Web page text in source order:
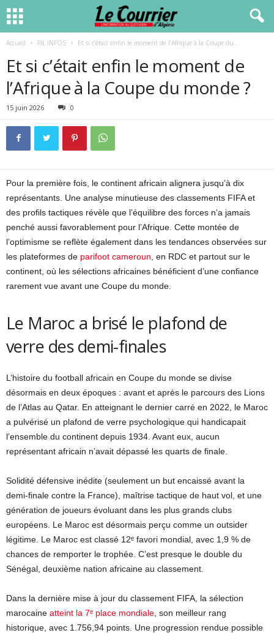
Accueil FIL INFOS Et si c’était enfin le moment de l’Afrique à la Coupe du...
Et si c’était enfin le moment de
l’Afrique à la Coupe du monde ?
15 juin 2026 0
Pour la première fois, le continent africain alignera jusqu’à dix
représentants. Une analyse minutieuse des classements FIFA et
des profils tactiques révèle que l’équilibre des forces n’a jamais
penché aussi favorablement pour l’Afrique. Cette montée de
l’optimisme se reflète également dans les tendances observées sur
les plateformes de parifoot cameroun , en RDC et partout sur le
continent, où les sélections africaines bénéficient d’une confiance
rarement vue avant une Coupe du monde.
Le Maroc a brisé le plafond de
verre des demi-finales
L’histoire du football africain en Coupe du monde se divise
désormais en deux époques : avant et après le parcours des Lions
de l’Atlas au Qatar. En atteignant le dernier carré en 2022, le Maroc
a pulvérisé un plafond de verre psychologique qui handicapait
l’ensemble du continent depuis 1934. Avant eux, aucun
représentant africain n’avait dépassé les quarts de finale.
Solidité défensive inédite (seulement un but encaissé avant la
demi-finale contre la France), maîtrise tactique de haut vol, et une
génération de joueurs évoluant dans les plus grands clubs
européens. Le Maroc est désormais perçu comme un outsider
légitime. Le Maroc est classé 12ᵉ favori mondial, avec 1,9 % de
chances de remporter le trophée. C’est presque le double du
Sénégal, deuxième nation africaine au classement.
Dans la dernière mise à jour du classement FIFA, la sélection
marocaine atteint la 7ᵉ place mondiale , son meilleur rang
historique, avec 1.756,94 points. Une progression rendue possible